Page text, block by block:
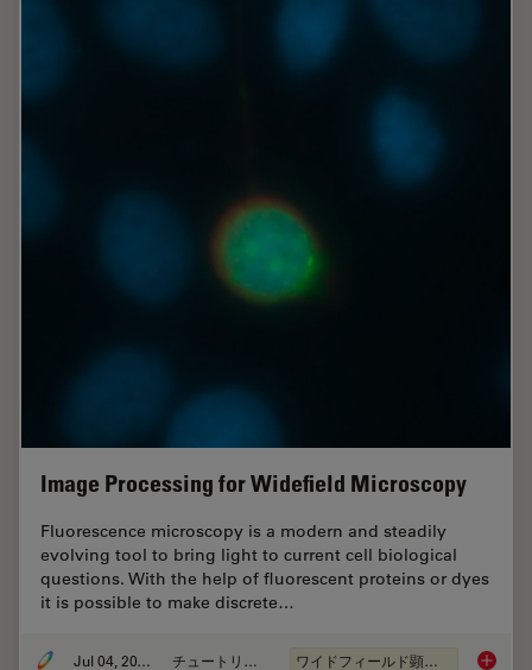
Image Processing for Widefield Microscopy
Fluorescence microscopy is a modern and steadily
evolving tool to bring light to current cell biological
questions. With the help of fluorescent proteins or dyes
it is possible to make discrete…
Jul 04, 2012 チュートリアル ワイドフィールド顕微鏡 Image